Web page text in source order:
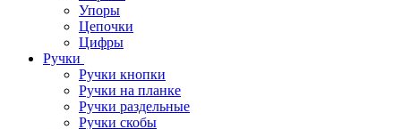
Упоры
Цепочки
Цифры
Ручки
Ручки кнопки
Ручки на планке
Ручки раздельные
Ручки скобы